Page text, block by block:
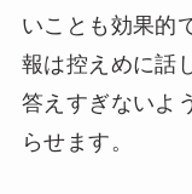
いことも効果的
報は控えめに話
答えすぎないよ
らせます。